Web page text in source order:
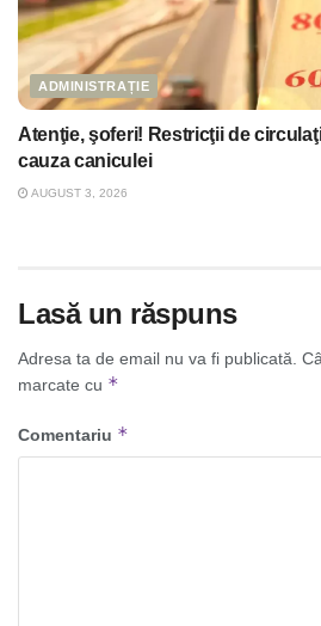
ADMINISTRAȚIE
Atenţie, şoferi! Restricţii de
cauza caniculei
AUGUST 3, 2026
Lasă un răspuns
Adresa ta de email nu va fi publicată.
marcate cu *
Comentariu *